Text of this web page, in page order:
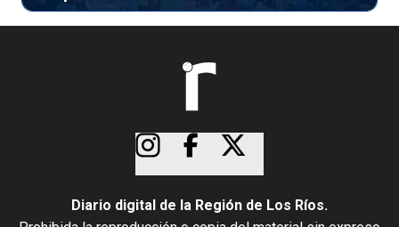
Diario digital de la Región de Los Ríos.